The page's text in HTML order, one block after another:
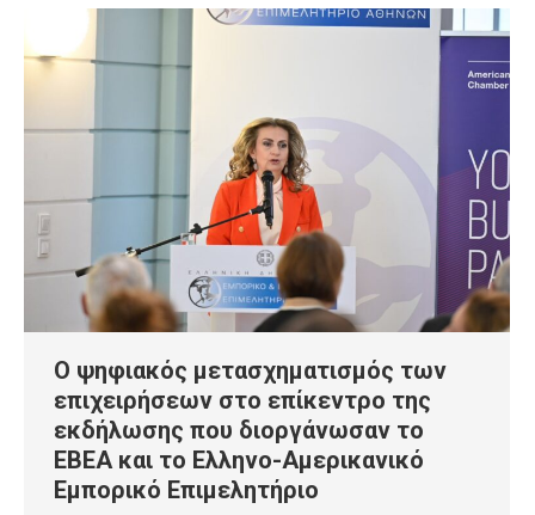
Ο ψηφιακός μετασχηματισμός των
επιχειρήσεων στο επίκεντρο της
εκδήλωσης που διοργάνωσαν το
ΕΒΕΑ και το Ελληνο-Αμερικανικό
Εμπορικό Επιμελητήριο